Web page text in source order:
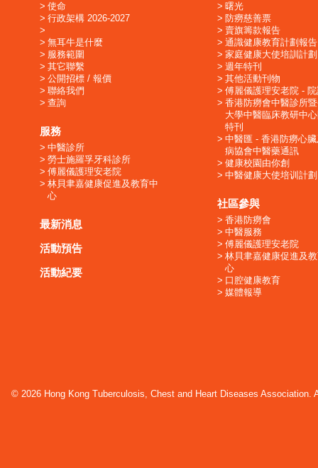
使命
行政架構 2026-2027
無耳牛是什麼
服務範圍
其它聯繫
公開招標 / 報價
聯絡我們
查詢
服務
中醫診所
勞士施羅孚牙科診所
傅麗儀護理安老院
林貝聿嘉健康促進及教育中
心
最新消息
活動預告
活動紀要
曙光
防癆慈善票
賣旗籌款報告
通識健康教育計劃報告
家庭健康大使培訓計劃
週年特刊
其他活動刊物
傅麗儀護理安老院 -
香港防癆會中醫診所
大學中醫臨床教研中
特刊
中醫匯 - 香港防癆心
病協會中醫藥通訊
健康校園由你創
中醫健康大使培训計劃
社區參與
香港防癆會
中醫服務
傅麗儀護理安老院
林貝聿嘉健康促進及
心
口腔健康教育
媒體報導
© 2026 Hong Kong Tuberculosis, Chest and Heart Diseases Association.